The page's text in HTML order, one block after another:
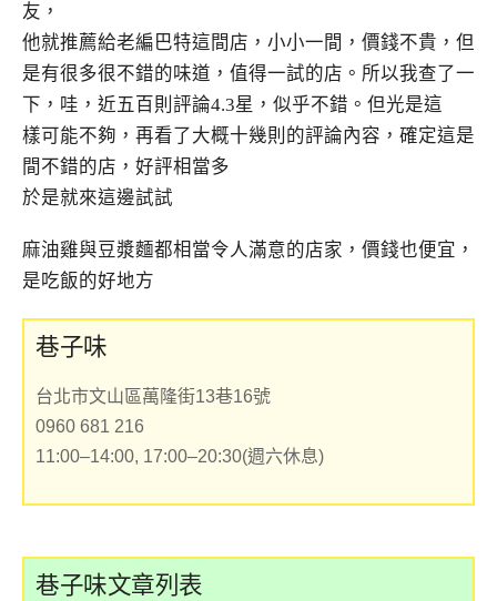
友，
他就推薦給老編巴特這間店，小小一間，價錢不貴，但
是有很多很不錯的味道，值得一試的店。所以我查了一
下，哇，近五百則評論4.3星，似乎不錯。但光是這
樣可能不夠，再看了大概十幾則的評論內容，確定這是
間不錯的店，好評相當多
於是就來這邊試試
麻油雞與豆漿麵都相當令人滿意的店家，價錢也便宜，
是吃飯的好地方
巷子味
台北市文山區萬隆街13巷16號
0960 681 216
11:00–14:00, 17:00–20:30(週六休息)
巷子味文章列表